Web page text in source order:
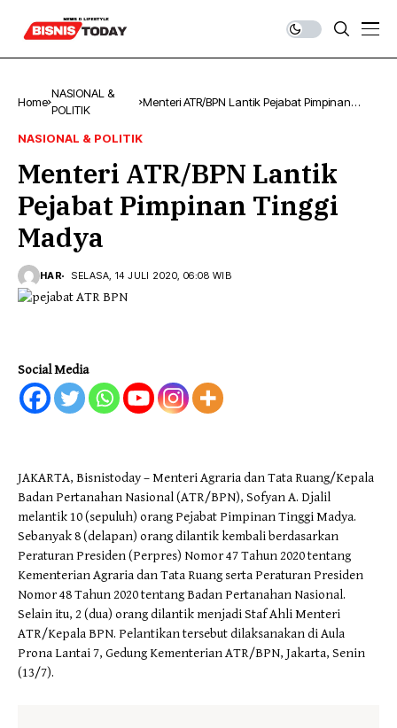
Home
NASIONAL &
POLITIK
Menteri ATR/BPN Lantik Pejabat Pimpinan
NASIONAL & POLITIK
Menteri ATR/BPN Lantik
Pejabat Pimpinan Tinggi
Madya
HAR SELASA, 14 JULI 2020, 06:08 WIB
Social Media
JAKARTA, Bisnistoday – Menteri Agraria dan Tata Ruang/Kepala
Badan Pertanahan Nasional (ATR/BPN), Sofyan A. Djalil
melantik 10 (sepuluh) orang Pejabat Pimpinan Tinggi Madya.
Sebanyak 8 (delapan) orang dilantik kembali berdasarkan
Peraturan Presiden (Perpres) Nomor 47 Tahun 2020 tentang
Kementerian Agraria dan Tata Ruang serta Peraturan Presiden
Nomor 48 Tahun 2020 tentang Badan Pertanahan Nasional.
Selain itu, 2 (dua) orang dilantik menjadi Staf Ahli Menteri
ATR/Kepala BPN. Pelantikan tersebut dilaksanakan di Aula
Prona Lantai 7, Gedung Kementerian ATR/BPN, Jakarta, Senin
(13/7).